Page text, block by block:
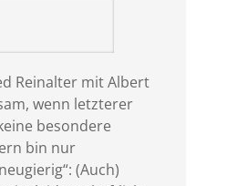
Reinalter mit Albert
wenn letzterer
besondere
bin nur
(Auch)